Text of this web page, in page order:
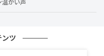
温かい声
ンツ